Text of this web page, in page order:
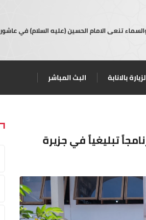
تنعى الامام الحسين (عليه السلام) في
بالانابة البث المباشر
تبليغياً في جزيرة